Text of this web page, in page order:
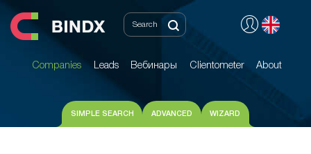
Companies Leads Вебинары Clientometer About
Companies Leads Вебинары Clientometer About
SIMPLE SEARCH ADVANCED WIZARD